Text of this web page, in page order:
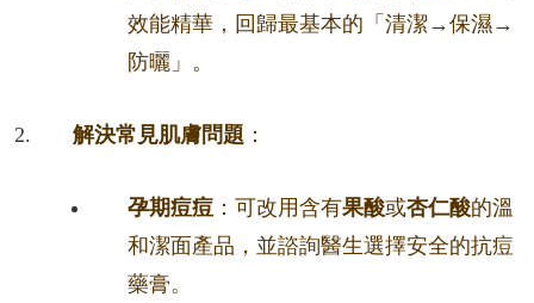
效能精華，回歸最基本的「清潔→保濕→
防曬」。
解決常見肌膚問題 ：
孕期痘痘 ：可改用含有果酸或杏仁酸的溫
和潔面產品，並諮詢醫生選擇安全的抗痘
藥膏。